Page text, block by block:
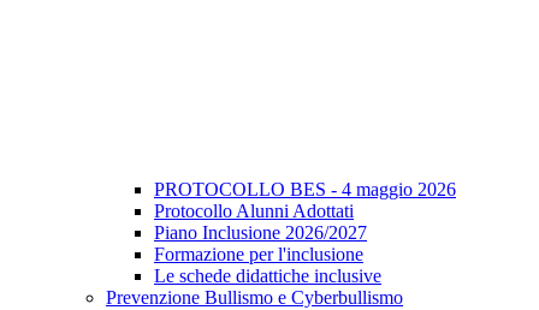
PROTOCOLLO BES - 4 maggio 2026
Protocollo Alunni Adottati
Piano Inclusione 2026/2027
Formazione per l'inclusione
Le schede didattiche inclusive
Prevenzione Bullismo e Cyberbullismo